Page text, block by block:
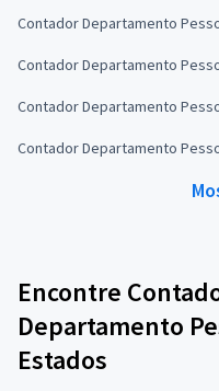
Contador Departamento
Contador Departamento
Contador Departamento
Contador Departamento
Encontre
Departamento
Estados